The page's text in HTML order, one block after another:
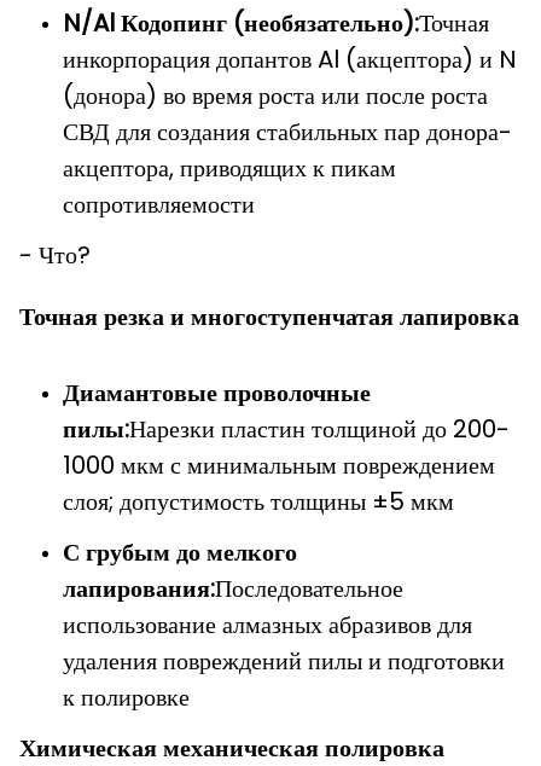
N/Al Кодопинг (необязательно):Точная
инкорпорация допантов Al (акцептора) и N
(донора) во время роста или после роста
СВД для создания стабильных пар донора-
акцептора, приводящих к пикам
сопротивляемости
- Что?
Точная резка и многоступенчатая лапировка
Диамантовые проволочные
пилы:Нарезки пластин толщиной до 200-
1000 мкм с минимальным повреждением
слоя; допустимость толщины ±5 мкм
С грубым до мелкого
лапирования:Последовательное
использование алмазных абразивов для
удаления повреждений пилы и подготовки
к полировке
Химическая механическая полировка